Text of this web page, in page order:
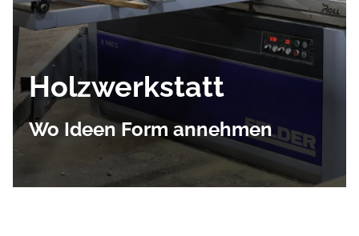
Holzwerkstatt
Wo Ideen Form annehmen